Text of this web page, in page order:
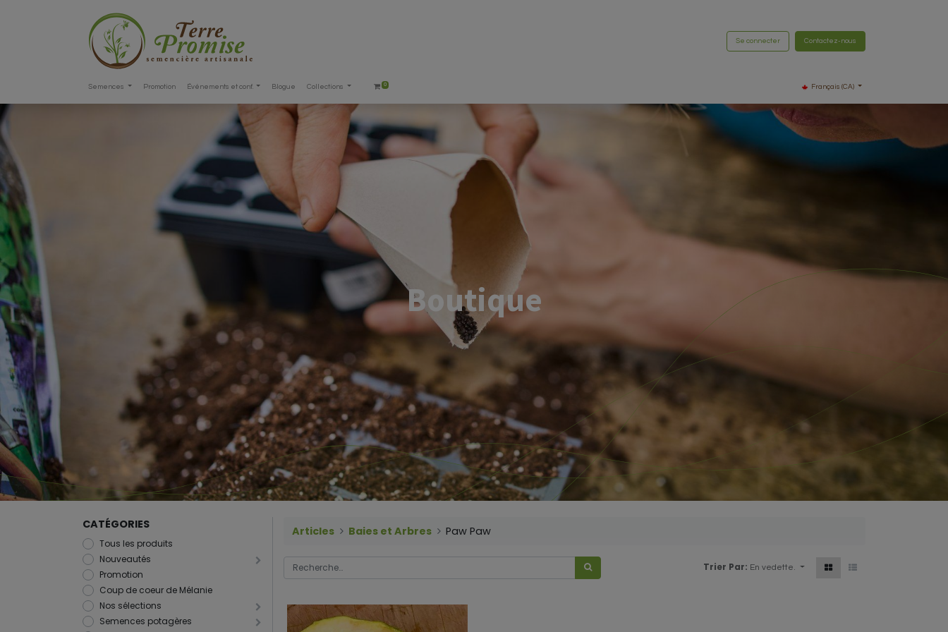
Se connecter Contactez-nous
Semences Promotion Événements et conf. Blogue Collections 0 Français (CA)
Boutique
CATÉGORIES
Tous les produits
Nouveautés
Promotion
Coup de coeur de Mélanie
Nos sélections
Semences potagères
Articles Baies et Arbres Paw Paw
Trier Par: En vedette.